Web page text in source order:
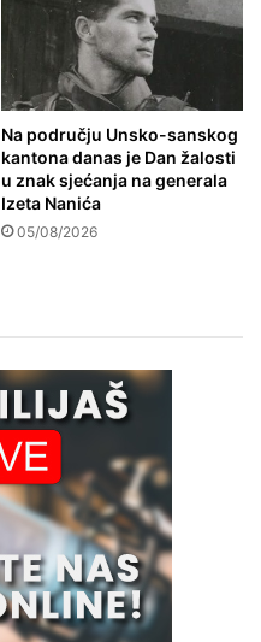
Na području Unsko-sanskog
kantona danas je Dan žalosti
u znak sjećanja na generala
Izeta Nanića
05/08/2026